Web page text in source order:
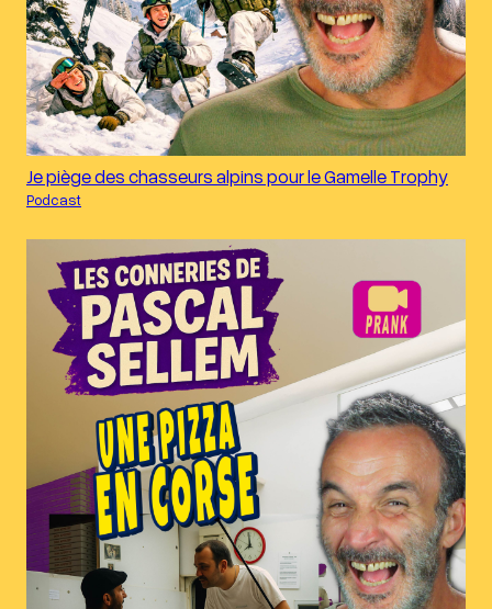
Je piège des chasseurs alpins pour le Gamelle Trophy
Podcast